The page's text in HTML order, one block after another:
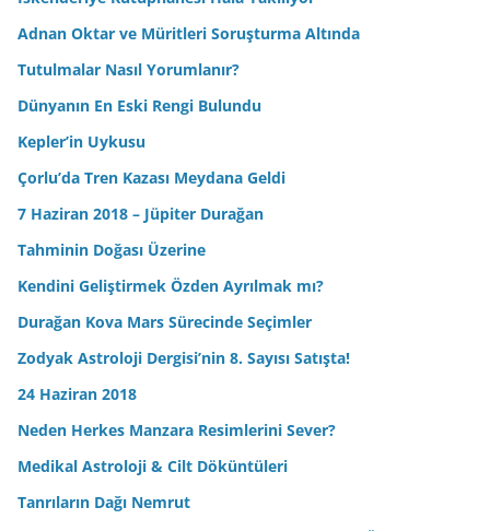
Adnan Oktar ve Müritleri Soruşturma Altında
Tutulmalar Nasıl Yorumlanır?
Dünyanın En Eski Rengi Bulundu
Kepler’in Uykusu
Çorlu’da Tren Kazası Meydana Geldi
7 Haziran 2018 – Jüpiter Durağan
Tahminin Doğası Üzerine
Kendini Geliştirmek Özden Ayrılmak mı?
Durağan Kova Mars Sürecinde Seçimler
Zodyak Astroloji Dergisi’nin 8. Sayısı Satışta!
24 Haziran 2018
Neden Herkes Manzara Resimlerini Sever?
Medikal Astroloji & Cilt Döküntüleri
Tanrıların Dağı Nemrut